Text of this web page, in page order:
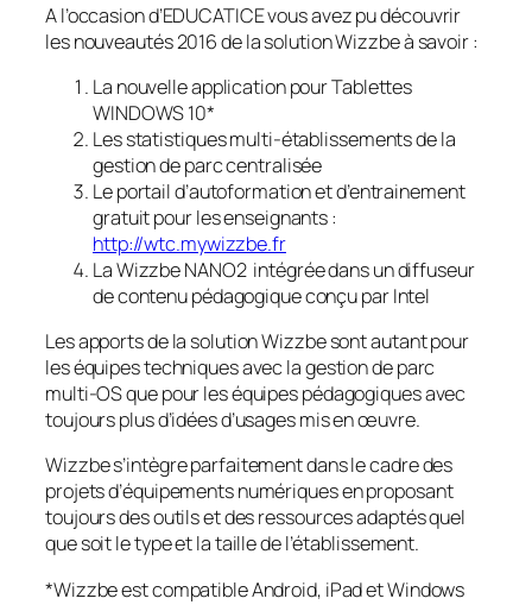
A l’occasion d’EDUCATICE vous avez pu découvrir
les nouveautés 2016 de la solution Wizzbe à savoir :
La nouvelle application pour Tablettes
WINDOWS 10*
Les statistiques multi-établissements de la
gestion de parc centralisée
Le portail d’autoformation et d’entrainement
gratuit pour les enseignants :
http://wtc.mywizzbe.fr
La Wizzbe NANO2 intégrée dans un diffuseur
de contenu pédagogique conçu par Intel
Les apports de la solution Wizzbe sont autant pour
les équipes techniques avec la gestion de parc
multi-OS que pour les équipes pédagogiques avec
toujours plus d’idées d’usages mis en œuvre.
Wizzbe s’intègre parfaitement dans le cadre des
projets d’équipements numériques en proposant
toujours des outils et des ressources adaptés quel
que soit le type et la taille de l’établissement.
*Wizzbe est compatible Android, iPad et Windows